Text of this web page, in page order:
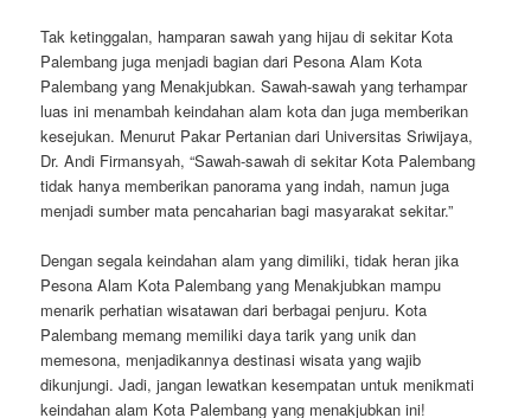
Tak ketinggalan, hamparan sawah yang hijau di sekitar Kota
Palembang juga menjadi bagian dari Pesona Alam Kota
Palembang yang Menakjubkan. Sawah-sawah yang terhampar
luas ini menambah keindahan alam kota dan juga memberikan
kesejukan. Menurut Pakar Pertanian dari Universitas Sriwijaya,
Dr. Andi Firmansyah, “Sawah-sawah di sekitar Kota Palembang
tidak hanya memberikan panorama yang indah, namun juga
menjadi sumber mata pencaharian bagi masyarakat sekitar.”
Dengan segala keindahan alam yang dimiliki, tidak heran jika
Pesona Alam Kota Palembang yang Menakjubkan mampu
menarik perhatian wisatawan dari berbagai penjuru. Kota
Palembang memang memiliki daya tarik yang unik dan
memesona, menjadikannya destinasi wisata yang wajib
dikunjungi. Jadi, jangan lewatkan kesempatan untuk menikmati
keindahan alam Kota Palembang yang menakjubkan ini!